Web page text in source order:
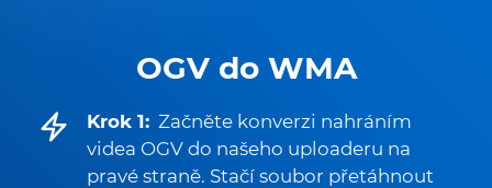
OGV do WMA
Krok 1: Začněte konverzi nahráním
videa OGV do našeho uploaderu na
pravé straně. Stačí soubor přetáhnout